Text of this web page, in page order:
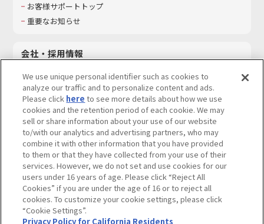
お客様サポートトップ
重要なお知らせ
会社・採用情報
採用情報
サステナビリティ
お問い合わせ
ウェブサイトご利用条件 ソーシャルメディアポリシー
個人情報及び特定個人情報等の取り扱いに関する保護方針
Do Not Sell or Share My Personal Information著作権・商標について
カスタマーハラスメントに対する基本的な対応方針
We use unique personal identifier such as cookies to
analyze our traffic and to personalize content and ads.
Please click here to see more details about how we use
cookies and the retention period of each cookie. We may
sell or share information about your use of our website
to/with our analytics and advertising partners, who may
combine it with other information that you have provided
to them or that they have collected from your use of their
services. However, we do not set and use cookies for our
users under 16 years of age. Please click “Reject All
Cookies” if you are under the age of 16 or to reject all
cookies. To customize your cookie settings, please click
“Cookie Settings”.
Privacy Policy for California Residents